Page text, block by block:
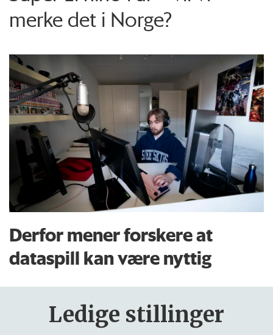
merke det i Norge?
Derfor mener forskere at
dataspill kan være nyttig
Ledige stillinger